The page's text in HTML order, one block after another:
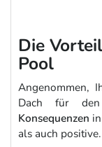
Die
Pool
Angenommen,
Dach für
Konsequenzen
als auch